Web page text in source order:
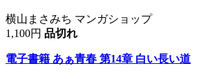
横山まさみち マンガショップ
1,100円 品切れ
電子書籍 あぁ青春 第14章 白い長い道